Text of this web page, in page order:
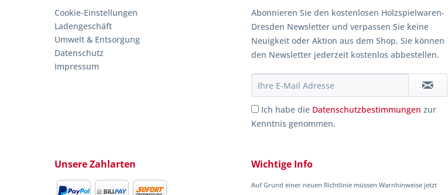
Cookie-Einstellungen
Ladengeschäft
Umwelt & Entsorgung
Datenschutz
Impressum
Abonnieren Sie den kostenlosen Holzspielwaren-
Dresden Newsletter und verpassen Sie keine
Neuigkeit oder Aktion aus dem Shop. Sie können
den Newsletter jederzeit kostenlos abbestellen.
Ich habe die Datenschutzbestimmungen zur
Kenntnis genommen.
Unsere Zahlarten Wichtige Info
Auf Grund einer neuen Richtlinie müssen Warnhinweise jetzt